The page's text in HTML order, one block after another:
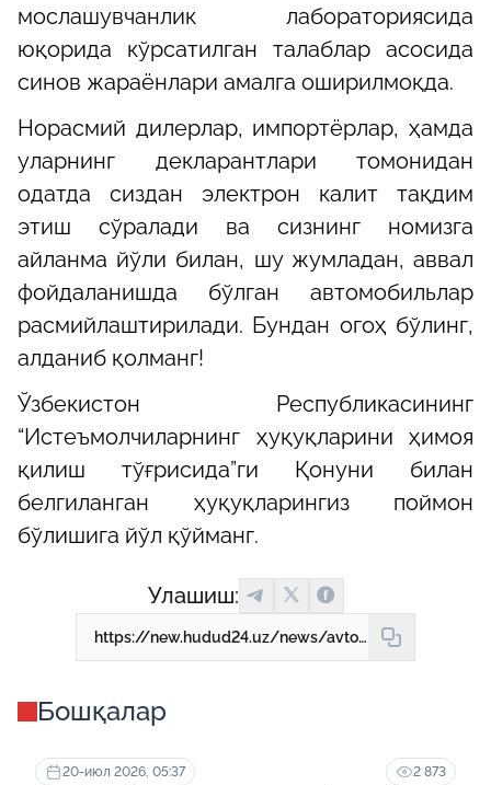
мослашувчанлик лабораториясида
юқорида кўрсатилган талаблар асосида
синов жараёнлари амалга оширилмоқда.
Норасмий дилерлар, импортёрлар, ҳамда
уларнинг декларантлари томонидан
одатда сиздан электрон калит тақдим
этиш сўралади ва сизнинг номизга
айланма йўли билан, шу жумладан, аввал
фойдаланишда бўлган автомобильлар
расмийлаштирилади. Бундан огоҳ бўлинг,
алданиб қолманг!
Ўзбекистон Республикасининг
“Истеъмолчиларнинг ҳуқуқларини ҳимоя
қилиш тўғрисида”ги Қонуни билан
белгиланган ҳуқуқларингиз поймон
бўлишига йўл қўйманг.
Улашиш:
https://new.hudud24.uz/news/avtomobillarning-tekshiruvi-konun-doirasida-utkaziliaptimi
Бошқалар
20-июл 2026, 05:37 2 873